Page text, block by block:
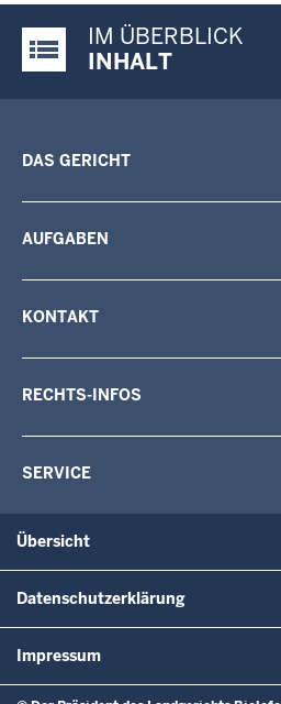
Justiz-Portal im Überblick:
IM ÜBERBLICK
INHALT
DAS GERICHT
AUFGABEN
KONTAKT
RECHTS-INFOS
SERVICE
Übersicht
Datenschutzerklärung
Impressum